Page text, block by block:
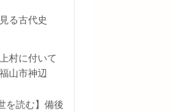
る古代史
村に付いて
山市神辺
を読む】備後